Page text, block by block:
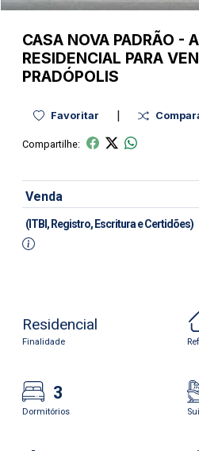
CASA NOVA PADRÃO -
RESIDENCIAL PARA
PRADÓPOLIS
Favoritar |
Compartilhe:
Venda
(ITBI, Registro, Escritura e Certidões)
Residencial
Finalidade
3
Dormitórios